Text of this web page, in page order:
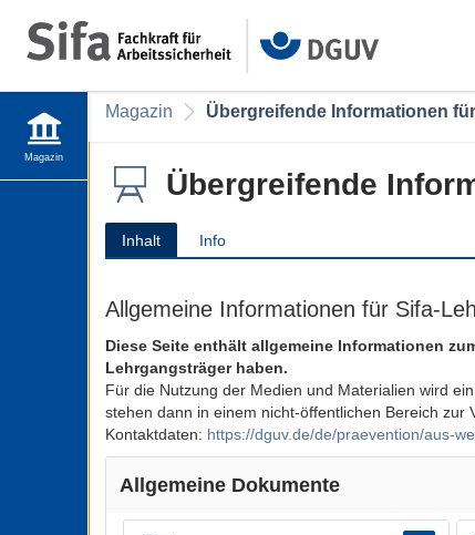
Magazin
Übergreifende Informationen
Magazin
Übergreifende
Inhalt Info
Allgemeine Informationen für Sifa-
Diese Seite enthält allgemeine Informationen
Lehrgangsträger haben.
Für die Nutzung der Medien und Materialien wird
stehen dann in einem nicht-öffentlichen Bereich zur
Kontaktdaten: https://dguv.de/de/praevention/aus-
Allgemeine Dokumente